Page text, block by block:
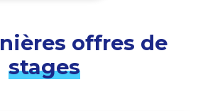
offres de
stages